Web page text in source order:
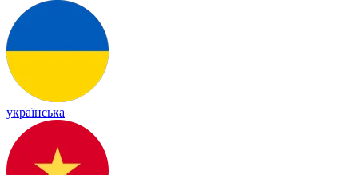
українська